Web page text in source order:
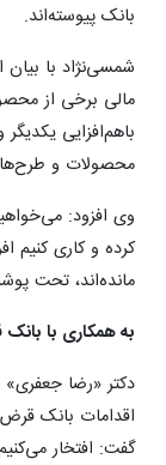
بانک پیوسته‌اند.
شمسی‌نژاد با
مالی برخی از
باهم‌افزایی
محصولات و طرح‌های
وی افزود:
کرده و کاری کنیم
مانده‌اند، تحت
به همکاری با بانک
دکتر «رضا جعفری»
اقدامات بانک
گفت: افتخار